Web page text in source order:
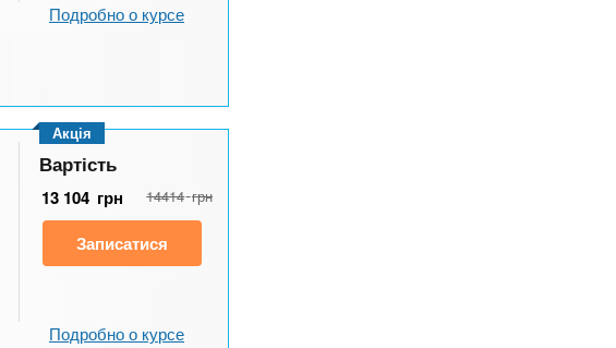
Подробно о курсе
Акція
Вартість
13 104 грн 14414 грн
Записатися
Подробно о курсе